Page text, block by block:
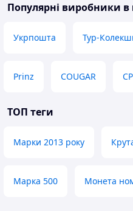
Популярні виробники в
Укрпошта Тур-
Prinz COUGAR
ТОП теги
Марки 2013 року
Марка 500 Монета